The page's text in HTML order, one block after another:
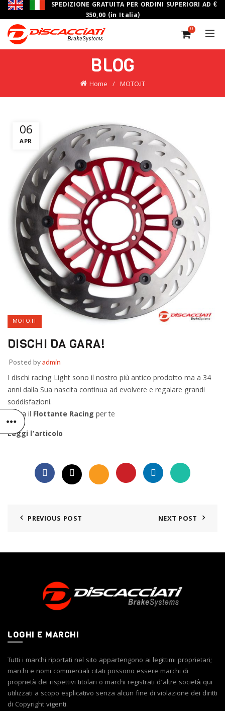
SPEDIZIONE GRATUITA PER ORDINI SUPERIORI AD €
350,00 (in Italia)
0
BLOG
Home MOTO.IT
06
APR
MOTO.IT
DISCHI DA GARA!
Posted byadmin
I dischi racing Light sono il nostro più antico prodotto ma a 34
anni dalla Sua nascita continua ad evolvere e regalare grandi
soddisfazioni.
Cerca il Flottante Racing per te
Leggi l’articolo
PREVIOUS POST NEXT POST
LOGHI E MARCHI
Tutti i marchi riportati nel sito appartengono ai legittimi proprietari;
marchi e nomi commerciali citati possono essere marchi di
proprietà dei rispettivi titolari o marchi registrati d’altre società qui
utilizzati a scopo esplicativo senza alcun fine di violazione dei diritti
di Copyright vigenti.